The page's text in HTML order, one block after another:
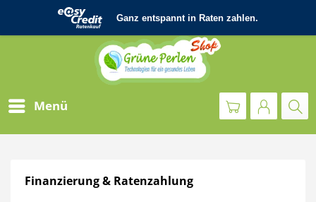
Menü
Finanzierung & Ratenzahlung